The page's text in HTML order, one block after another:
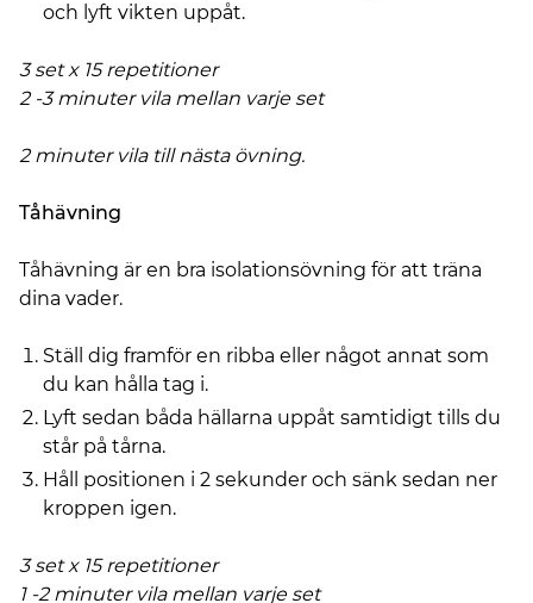
och lyft vikten uppåt.
3 set x 15 repetitioner
2 -3 minuter vila mellan varje set
2 minuter vila till nästa övning.
Tåhävning
Tåhävning är en bra isolationsövning för att träna
dina vader.
Ställ dig framför en ribba eller något annat som
du kan hålla tag i.
Lyft sedan båda hällarna uppåt samtidigt tills du
står på tårna.
Håll positionen i 2 sekunder och sänk sedan ner
kroppen igen.
3 set x 15 repetitioner
1 -2 minuter vila mellan varje set